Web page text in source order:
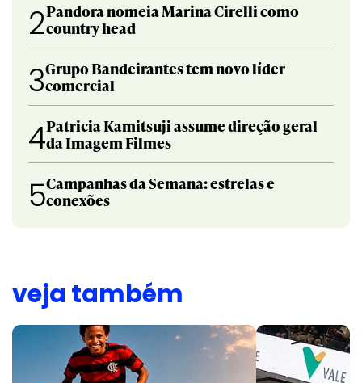
2Pandora nomeia Marina Cirelli como
country head
3Grupo Bandeirantes tem novo líder
comercial
4Patricia Kamitsuji assume direção geral
da Imagem Filmes
5Campanhas da Semana: estrelas e
conexões
veja também